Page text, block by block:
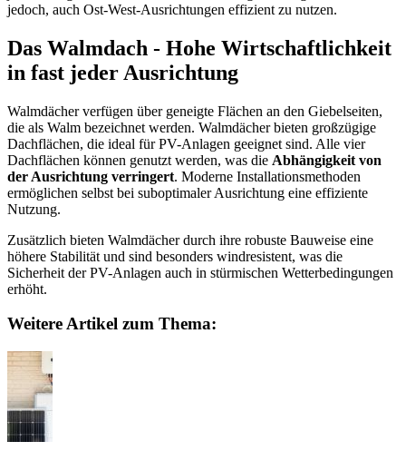
jedoch, auch Ost-West-Ausrichtungen effizient zu nutzen.
Das Walmdach - Hohe Wirtschaftlichkeit
in fast jeder Ausrichtung
Walmdächer verfügen über geneigte Flächen an den Giebelseiten,
die als Walm bezeichnet werden. Walmdächer bieten großzügige
Dachflächen, die ideal für PV-Anlagen geeignet sind. Alle vier
Dachflächen können genutzt werden, was die Abhängigkeit von
der Ausrichtung verringert. Moderne Installationsmethoden
ermöglichen selbst bei suboptimaler Ausrichtung eine effiziente
Nutzung.
Zusätzlich bieten Walmdächer durch ihre robuste Bauweise eine
höhere Stabilität und sind besonders windresistent, was die
Sicherheit der PV-Anlagen auch in stürmischen Wetterbedingungen
erhöht.
Weitere Artikel zum Thema: